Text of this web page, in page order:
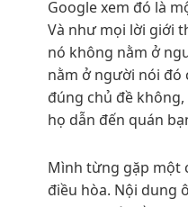
Google xem đó là
Và như mọi lời giới
nó không nằm ở
nằm ở người nói đó
đúng chủ đề
họ dẫn đến quán
Mình từng gặp một
điều hòa. Nội dung